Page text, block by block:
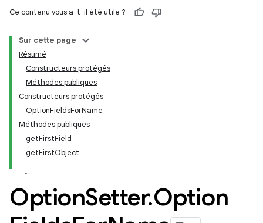
Ce contenu vous a-t-il été utile ?
Sur cette page
Résumé
Constructeurs protégés
Méthodes publiques
Constructeurs protégés
OptionFieldsForName
Méthodes publiques
getFirstField
getFirstObject
OptionSetter.Option